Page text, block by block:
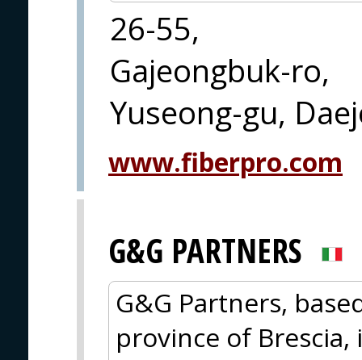
26-55,
Gajeongbuk-ro,
Yuseong-gu,
www.fiberpro.com
G&G PARTNERS
G&G Partners,
province of